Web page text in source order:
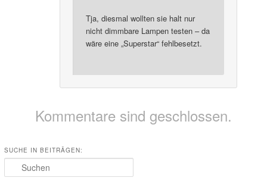
Tja, diesmal wollten sie halt nur
nicht dimmbare Lampen testen – da
wäre eine „Superstar“ fehlbesetzt.
Kommentare sind geschlossen.
SUCHE IN BEITRÄGEN:
Suchen